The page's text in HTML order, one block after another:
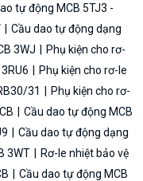
tự động MCB 5TJ3 -
Cầu dao tự động dạng
3WJ
Phụ kiện cho rơ-
Phụ kiện cho rơ-le
31
Phụ kiện cho rơ-
Cầu dao tự động MCB
Cầu dao tự động dạng
3WT
Rơ-le nhiệt bảo vệ
Cầu dao tự động MCB